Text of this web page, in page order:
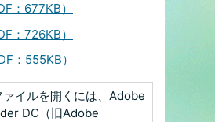
：677KB）
：726KB）
：555KB）
ァイルを開くには、Adobe
DC（旧Adobe